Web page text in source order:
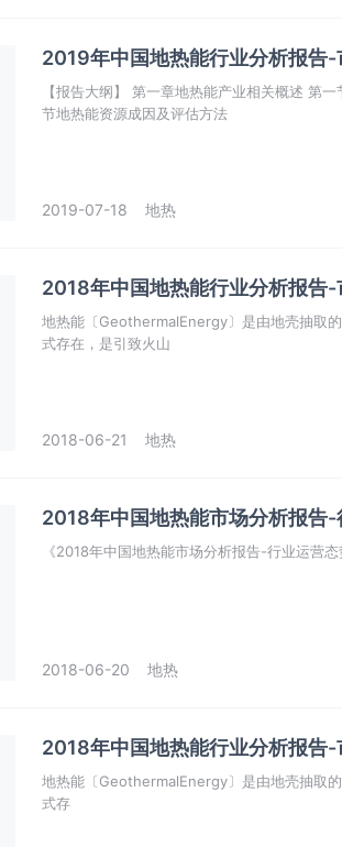
2019年中国地热能行业分析报告
【报告大纲】 第一章地热能产业相关概述 第一节地热能概述 一、地热能定义 二、地热能的分类 第二
节地热能资源成因及评估方法
2019-07-18 地热
2018年中国地热能行业分析报告
地热能〔GeothermalEnergy〕是由地壳抽取
式存在，是引致火山
2018-06-21 地热
2018年中国地热能市场分析报告
《2018年中国地热能市场分析报告-行业运营
2018-06-20 地热
2018年中国地热能行业分析报告
地热能〔GeothermalEnergy〕是由地壳抽取
式存